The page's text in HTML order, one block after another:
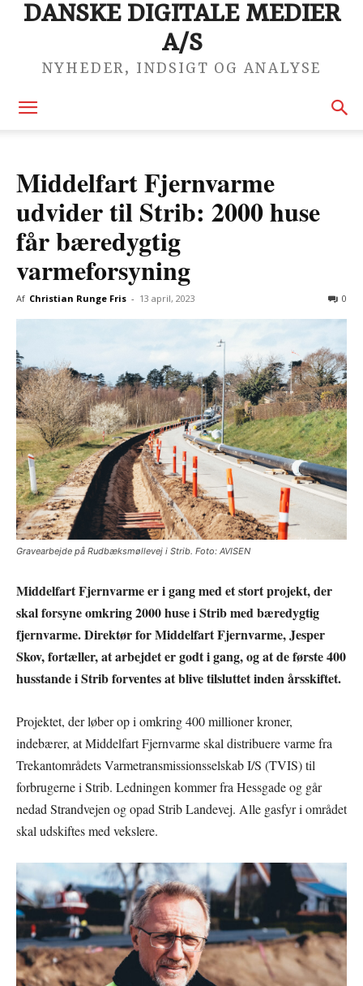
DANSKE DIGITALE MEDIER
A/S
NYHEDER, INDSIGT OG ANALYSE
Middelfart Fjernvarme
udvider til Strib: 2000 huse
får bæredygtig
varmeforsyning
Af Christian Runge Fris - 13 april, 2023 0
Gravearbejde på Rudbæksmøllevej i Strib. Foto: AVISEN
Middelfart Fjernvarme er i gang med et stort projekt, der
skal forsyne omkring 2000 huse i Strib med bæredygtig
fjernvarme. Direktør for Middelfart Fjernvarme, Jesper
Skov, fortæller, at arbejdet er godt i gang, og at de første 400
husstande i Strib forventes at blive tilsluttet inden årsskiftet.
Projektet, der løber op i omkring 400 millioner kroner,
indebærer, at Middelfart Fjernvarme skal distribuere varme fra
Trekantområdets Varmetransmissionsselskab I/S (TVIS) til
forbrugerne i Strib. Ledningen kommer fra Hessgade og går
nedad Strandvejen og opad Strib Landevej. Alle gasfyr i området
skal udskiftes med vekslere.